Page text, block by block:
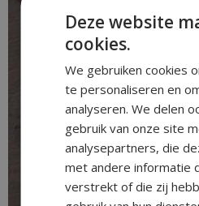
Deze website
cookies.
We gebruiken cookies
te personaliseren en
analyseren. We delen
gebruik van onze site
analysepartners, die
met andere informatie
verstrekt of die zij